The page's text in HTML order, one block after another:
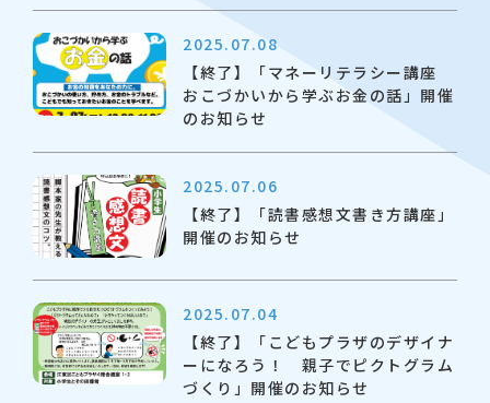
2025.07.08
【終了】「マネーリテラシー講座
おこづかいから学ぶお金の話」開催
のお知らせ
2025.07.06
【終了】「読書感想文書き方講座」
開催のお知らせ
2025.07.04
【終了】「こどもプラザのデザイナ
ーになろう！ 親子でピクトグラム
づくり」開催のお知らせ